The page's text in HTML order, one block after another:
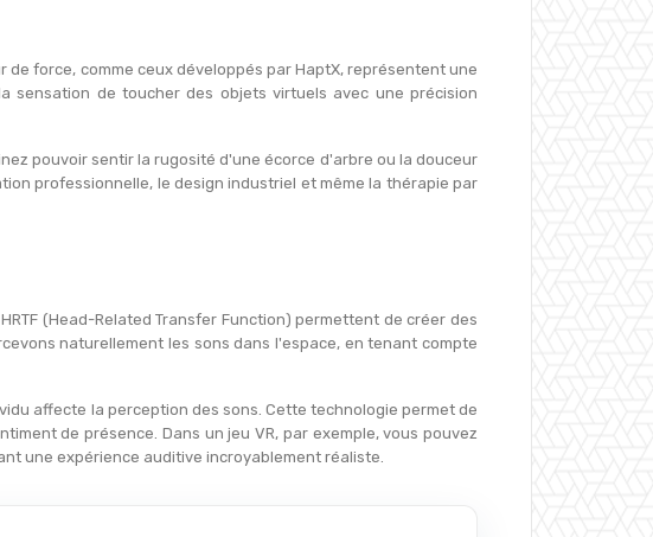
force, comme ceux développés par HaptX, représentent une
sensation de toucher des objets virtuels avec une précision
pouvoir sentir la rugosité d'une écorce d'arbre ou la douceur
professionnelle, le design industriel et même la thérapie par
(Head-Related Transfer Function) permettent de créer des
naturellement les sons dans l'espace, en tenant compte
affecte la perception des sons. Cette technologie permet de
de présence. Dans un jeu VR, par exemple, vous pouvez
une expérience auditive incroyablement réaliste.